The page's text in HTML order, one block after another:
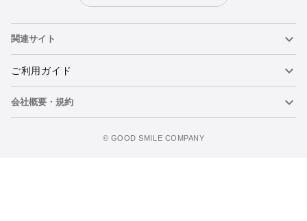
関連サイト
ねんどろいど
ねんどろいどフェイスメーカー
ご利用ガイド
重要なお知らせ
会社概要・規約
©️ GOOD SMILE COMPANY